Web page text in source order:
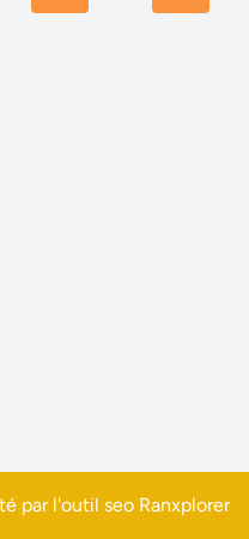
par l'outil seo Ranxplorer